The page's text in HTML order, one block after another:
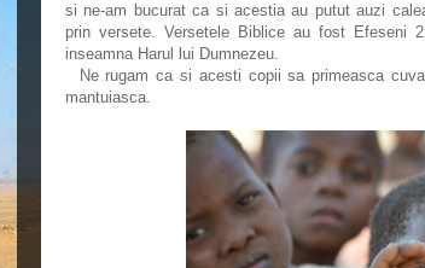
si ne-am bucurat ca si acestia au putut auzi
prin versete. Versetele Biblice au fost
inseamna Harul lui Dumnezeu.
Ne rugam ca si acesti copii sa primeasca
mantuiasca.